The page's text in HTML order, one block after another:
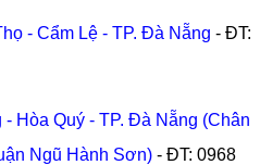
- Cẩm Lệ - TP. Đà Nẵng - ĐT:
- Hòa Quý - TP. Đà Nẵng (Chân
Ngũ Hành Sơn) - ĐT: 0968